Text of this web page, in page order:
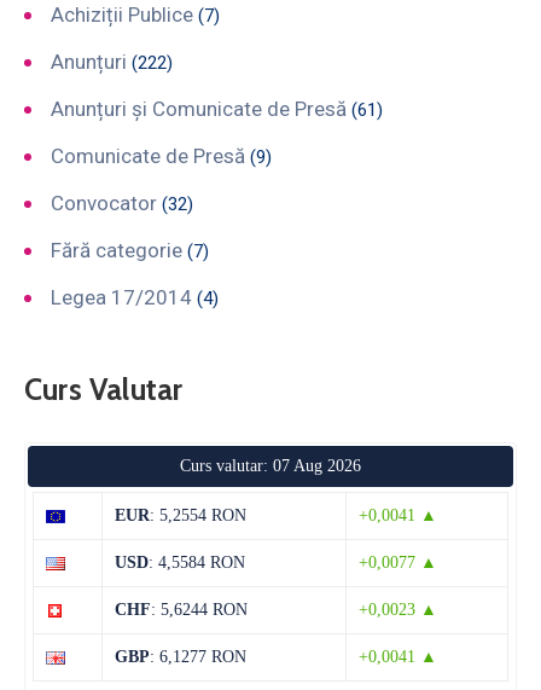
Achiziții Publice (7)
Anunțuri (222)
Anunțuri și Comunicate de Presă (61)
Comunicate de Presă (9)
Convocator (32)
Fără categorie (7)
Legea 17/2014 (4)
Curs Valutar
Curs valutar: 07 Aug 2026
EUR: 5,2554 RON +0,0041 ▲
USD: 4,5584 RON +0,0077 ▲
CHF: 5,6244 RON +0,0023 ▲
GBP: 6,1277 RON +0,0041 ▲